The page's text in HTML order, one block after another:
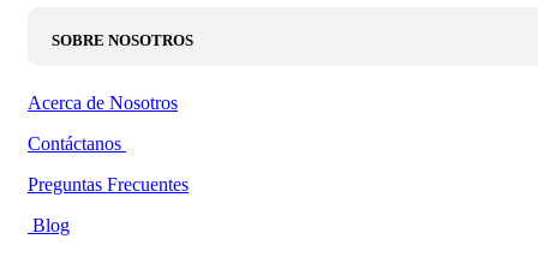
SOBRE NOSOTROS
Acerca de Nosotros
Contáctanos
Preguntas Frecuentes
Blog